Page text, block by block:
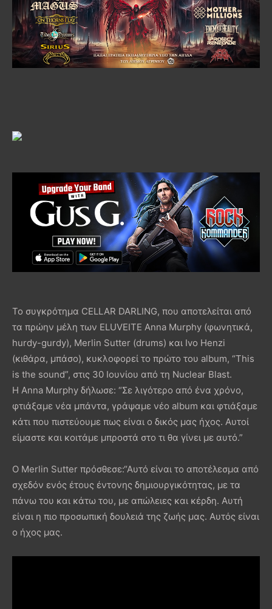
To συγκρότημα CELLAR DARLING, που αποτελείται από
τα πρώην μέλη των ELUVEITE Anna Murphy (φωνητικά,
hurdy-gurdy), Merlin Sutter (drums) και Ivo Henzi
(κιθάρα, μπάσο), κυκλοφορεί το πρώτο του album, “This
is the sound”, στις 30 Ιουνίου από τη Nuclear Blast.
Η Anna Murphy δήλωσε: “Σε λιγότερο από ένα χρόνο,
φτιάξαμε νέα μπάντα, γράψαμε νέο album και φτιάξαμε
κάτι που πιστεύουμε πως είναι ο δικός μας ήχος. Αυτοί
είμαστε και κοιτάμε μπροστά στο τι θα γίνει με αυτό.”
O Merlin Sutter πρόσθεσε:“Αυτό είναι το αποτέλεσμα από
σχεδόν ενός έτους έντονης δημιουργικότητας, με τα
πάνω του και κάτω του, με απώλειες και κέρδη. Αυτή
είναι η πιο προσωπική δουλειά της ζωής μας. Αυτός είναι
ο ήχος μας.